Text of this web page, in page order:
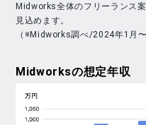
Midworks全体のフリーランス
見込めます。
（※Midworks調べ/2024年1月
Midworksの想定年収